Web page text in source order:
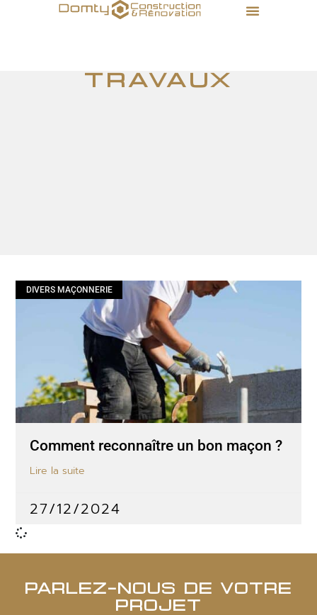
travaux
DIVERS MAÇONNERIE
Comment reconnaître un bon maçon ?
Lire la suite
27/12/2024
PARLEZ-NOUS DE VOTRE
PROJET